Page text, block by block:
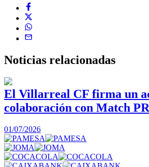
Noticias relacionadas
El Villarreal CF firma un
colaboración con Match PR
01/07/2026